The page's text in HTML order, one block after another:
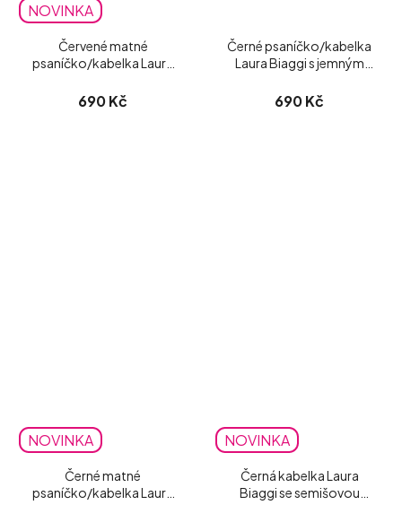
NOVINKA
Červené matné
psaníčko/kabelka Laura
690 Kč
Černé psaníčko/kabelka
Laura Biaggi s jemným
690 Kč
NOVINKA
Černé matné
psaníčko/kabelka Laura
NOVINKA
Černá kabelka Laura
Biaggi se semišovou